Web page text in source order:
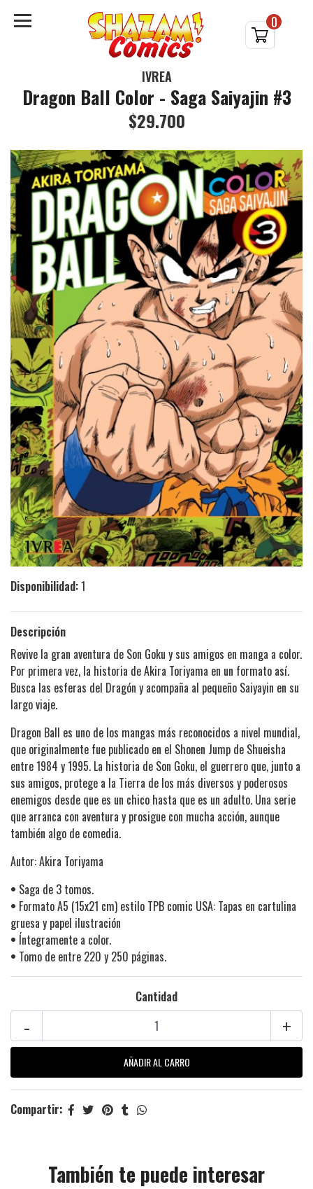
0
IVREA
Dragon Ball Color - Saga Saiyajin #3
$29.700
Disponibilidad:1
Descripción
Revive la gran aventura de Son Goku y sus amigos en manga a color.
Por primera vez, la historia de Akira Toriyama en un formato así.
Busca las esferas del Dragón y acompaña al pequeño Saiyayin en su
largo viaje.
Dragon Ball es uno de los mangas más reconocidos a nivel mundial,
que originalmente fue publicado en el Shonen Jump de Shueisha
entre 1984 y 1995. La historia de Son Goku, el guerrero que, junto a
sus amigos, protege a la Tierra de los más diversos y poderosos
enemigos desde que es un chico hasta que es un adulto. Una serie
que arranca con aventura y prosigue con mucha acción, aunque
también algo de comedia.
Autor: Akira Toriyama
• Saga de 3 tomos.
• Formato A5 (15x21 cm) estilo TPB comic USA: Tapas en cartulina
gruesa y papel ilustración
• Íntegramente a color.
• Tomo de entre 220 y 250 páginas.
Cantidad
+
-
Compartir:
También te puede interesar